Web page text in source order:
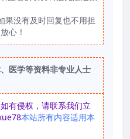
果没有及时回复也不用担
心！
医学等资料非专业人士
有侵权，请联系我们立
本站所有内容适用本